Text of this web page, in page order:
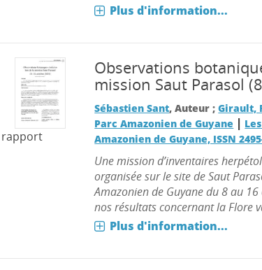
Plus d'information...
rapport
Observations
mission Saut Parasol
Sébastien Sant, Auteur ;Girault,
Parc Amazonien de Guyane |
Amazonien de Guyane, ISSN
Une mission d’inventaires
organisée sur le site de Saut
Amazonien de Guyane du 8 au
nos résultats concernant la Flore
Plus d'information...